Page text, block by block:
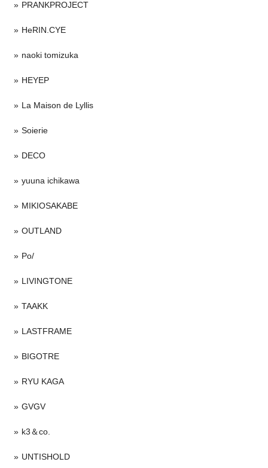
PRANKPROJECT
HeRIN.CYE
naoki tomizuka
HEYEP
La Maison de Lyllis
Soierie
DECO
yuuna ichikawa
MIKIOSAKABE
OUTLAND
Po/
LIVINGTONE
TAAKK
LASTFRAME
BIGOTRE
RYU KAGA
GVGV
k3＆co.
UNTISHOLD